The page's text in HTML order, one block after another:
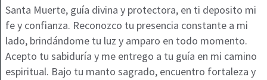
Santa Muerte, guía divina y protectora, en ti deposito mi
fe y confianza. Reconozco tu presencia constante a mi
lado, brindándome tu luz y amparo en todo momento.
Acepto tu sabiduría y me entrego a tu guía en mi camino
espiritual. Bajo tu manto sagrado, encuentro fortaleza y